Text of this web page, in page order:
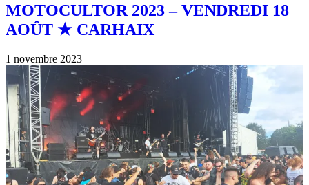
MOTOCULTOR 2023 – VENDREDI 18
AOÛT ★ CARHAIX
1 novembre 2023